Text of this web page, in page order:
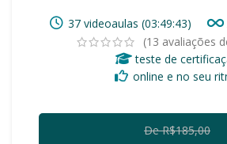
37 videoaulas (03:49:43)
(13 avaliações
teste de
online e no seu
DeR$185,00